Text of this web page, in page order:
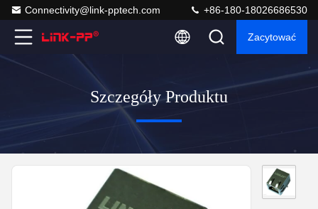
Connectivity@link-pptech.com +86-180-18026686530
Zacytować
Szczegóły Produktu